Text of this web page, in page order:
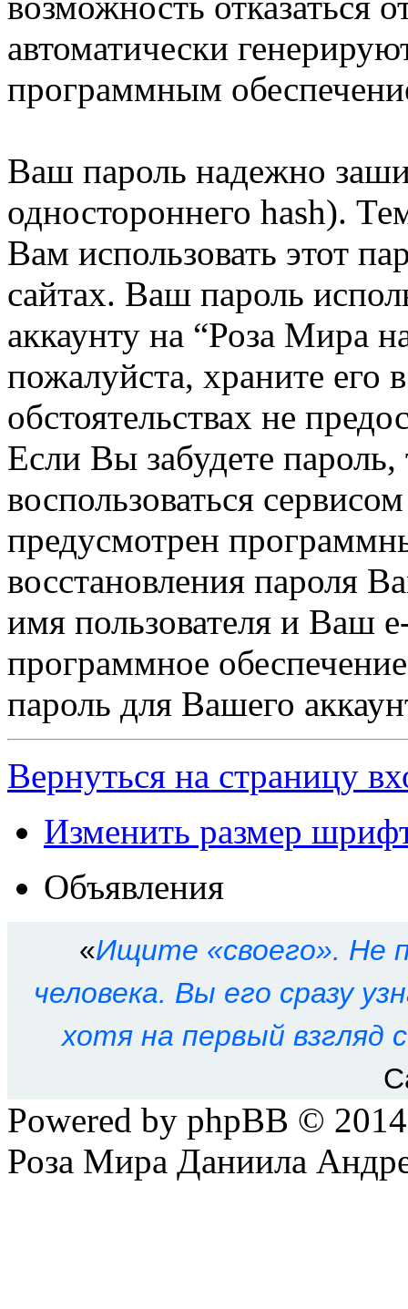
автоматически
программным
Ваш пароль надежно
одностороннего hash).
Вам использовать этот
сайтах. Ваш пароль
аккаунту на “Роза Мира
пожалуйста, храните его
обстоятельствах не
Если Вы забудете
воспользоваться
предусмотрен
восстановления пароля
имя пользователя и Ваш
программное
пароль для Вашего
Вернуться на страницу
Изменить размер
Объявления
«Ищите «своего». Не
человека. Вы его сразу
хотя на первый взгляд
Powered by phpBB ©
Роза Мира Даниила